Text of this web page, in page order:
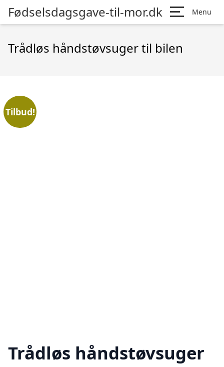
Fødselsdagsgave-til-mor.dk Menu
Trådløs håndstøvsuger til bilen
Tilbud!
Trådløs håndstøvsuger